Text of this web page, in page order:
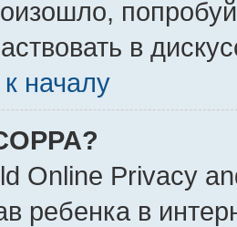
в
началу
Online Privacy
ребенка в